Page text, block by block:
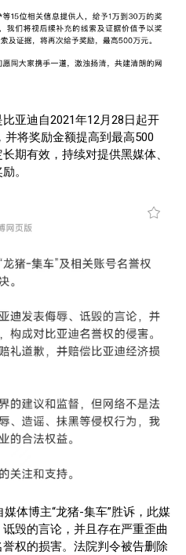
亚迪自2021年12月28日起开
并将奖励金额提高到最高500
期有效，持续对提供黑媒体、
。
体博主“龙猪-集车”胜诉，此媒
毁的言论，并且存在严重歪曲
权的损害。法院判令被告删除